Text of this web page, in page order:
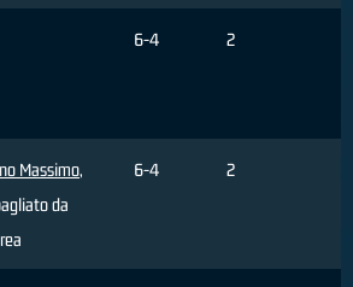
6-4 2
Massimo,
da
6-4 2